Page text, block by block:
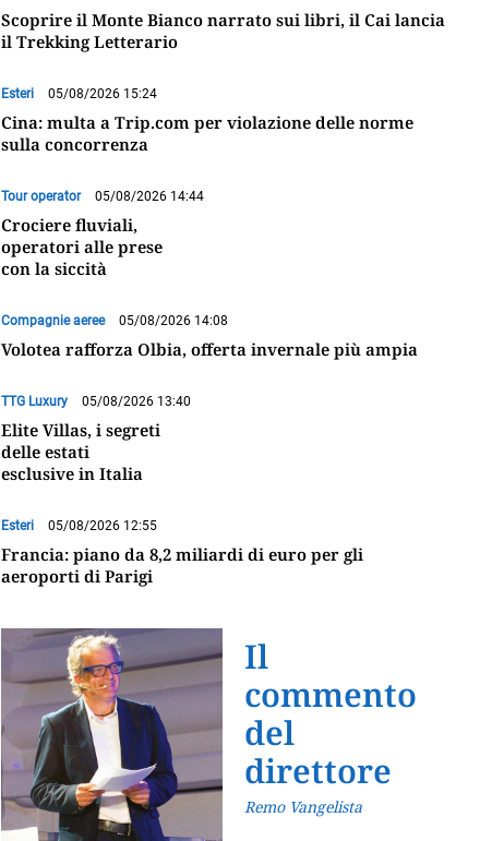
Scoprire il Monte Bianco narrato sui libri, il Cai lancia
il Trekking Letterario
Esteri 05/08/2026 15:24
Cina: multa a Trip.com per violazione delle norme
sulla concorrenza
Tour operator 05/08/2026 14:44
Crociere fluviali,
operatori alle prese
con la siccità
Compagnie aeree 05/08/2026 14:08
Volotea rafforza Olbia, offerta invernale più ampia
TTG Luxury 05/08/2026 13:40
Elite Villas, i segreti
delle estati
esclusive in Italia
Esteri 05/08/2026 12:55
Francia: piano da 8,2 miliardi di euro per gli
aeroporti di Parigi
Il
commento
del
direttore
Remo Vangelista